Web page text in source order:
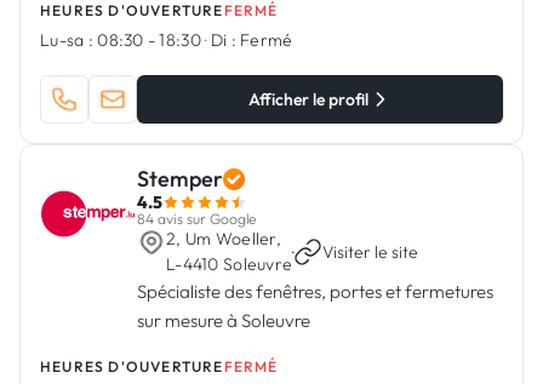
HEURES D'OUVERTURE FERMÉ
Lu-sa : 08:30 - 18:30· Di : Fermé
Afficher le profil
Stemper
4.5
84 avis sur Google
2, Um Woeller,
L-4410 Soleuvre
· Visiter le site
Spécialiste des fenêtres, portes et fermetures
sur mesure à Soleuvre
HEURES D'OUVERTURE FERMÉ